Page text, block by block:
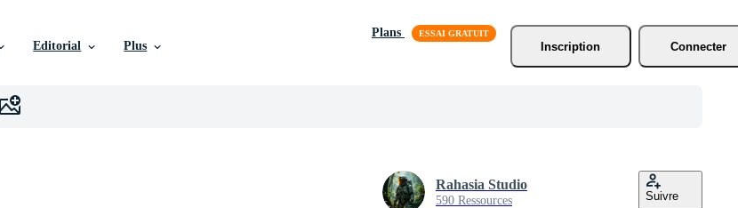
Editorial Plus
Plans
Inscription
Connecter
Rahasia Studio
590 Ressources Suivre